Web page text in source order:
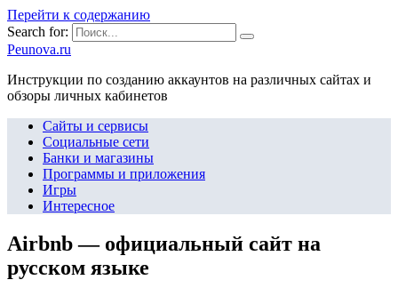
Перейти к содержанию
Search for:
Peunova.ru
Инструкции по созданию аккаунтов на различных сайтах и
обзоры личных кабинетов
Сайты и сервисы
Социальные сети
Банки и магазины
Программы и приложения
Игры
Интересное
Airbnb — официальный сайт на
русском языке